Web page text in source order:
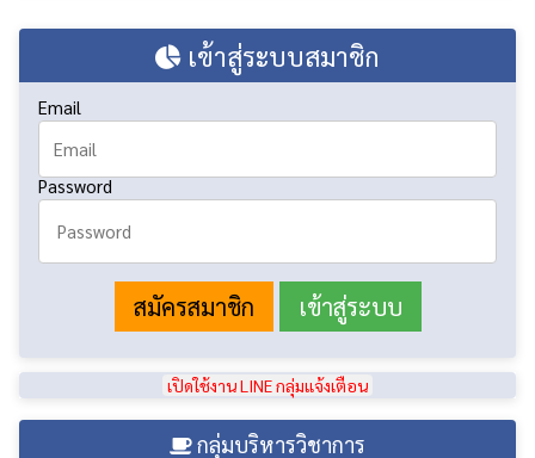
เข้าสู่ระบบสมาชิก
Email
Password
สมัครสมาชิก
เปิดใช้งาน LINE กลุ่มแจ้งเตือน
กลุ่มบริหารวิชาการ